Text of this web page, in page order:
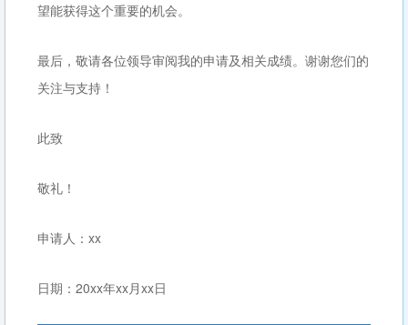
望能获得这个重要的机会。
最后，敬请各位领导审阅我的申请及相关成绩。谢谢您们的
关注与支持！
此致
敬礼！
申请人：xx
日期：20xx年xx月xx日